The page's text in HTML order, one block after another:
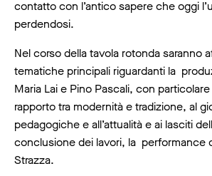
contatto con l’antico sapere che oggi
perdendosi.
Nel corso della tavola rotonda saranno
tematiche principali riguardanti la
Maria Lai e Pino Pascali, con
rapporto tra modernità e tradizione, al
pedagogiche e all’attualità e ai lasciti
conclusione dei lavori, la performance
Strazza.